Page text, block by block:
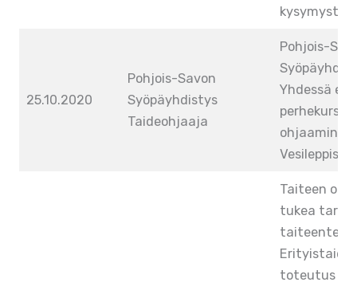
25.10.2020
Pohjois-Savon
Syöpäyhdistys
Taideohjaaja
Pohjois-
Yhdessä
ohjaaminen
Vesileppis,
Taiteen
tukea
toteutus